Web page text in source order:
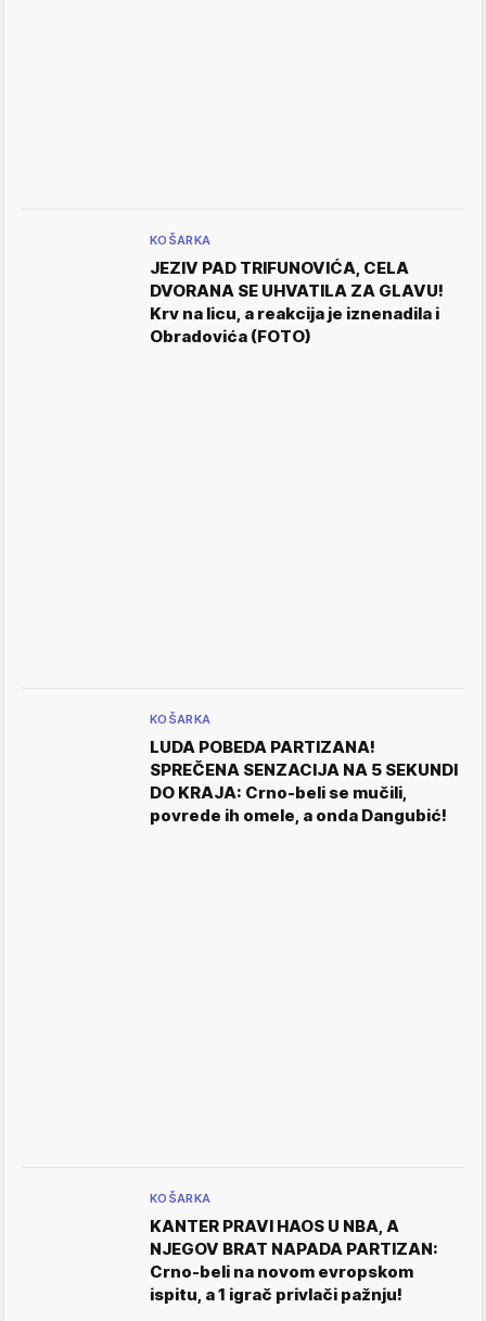
KOŠARKA
JEZIV PAD TRIFUNOVIĆA, CELA
DVORANA SE UHVATILA ZA GLAVU!
Krv na licu, a reakcija je iznenadila i
Obradovića (FOTO)
KOŠARKA
LUDA POBEDA PARTIZANA!
SPREČENA SENZACIJA NA 5 SEKUNDI
DO KRAJA: Crno-beli se mučili,
povrede ih omele, a onda Dangubić!
KOŠARKA
KANTER PRAVI HAOS U NBA, A
NJEGOV BRAT NAPADA PARTIZAN:
Crno-beli na novom evropskom
ispitu, a 1 igrač privlači pažnju!